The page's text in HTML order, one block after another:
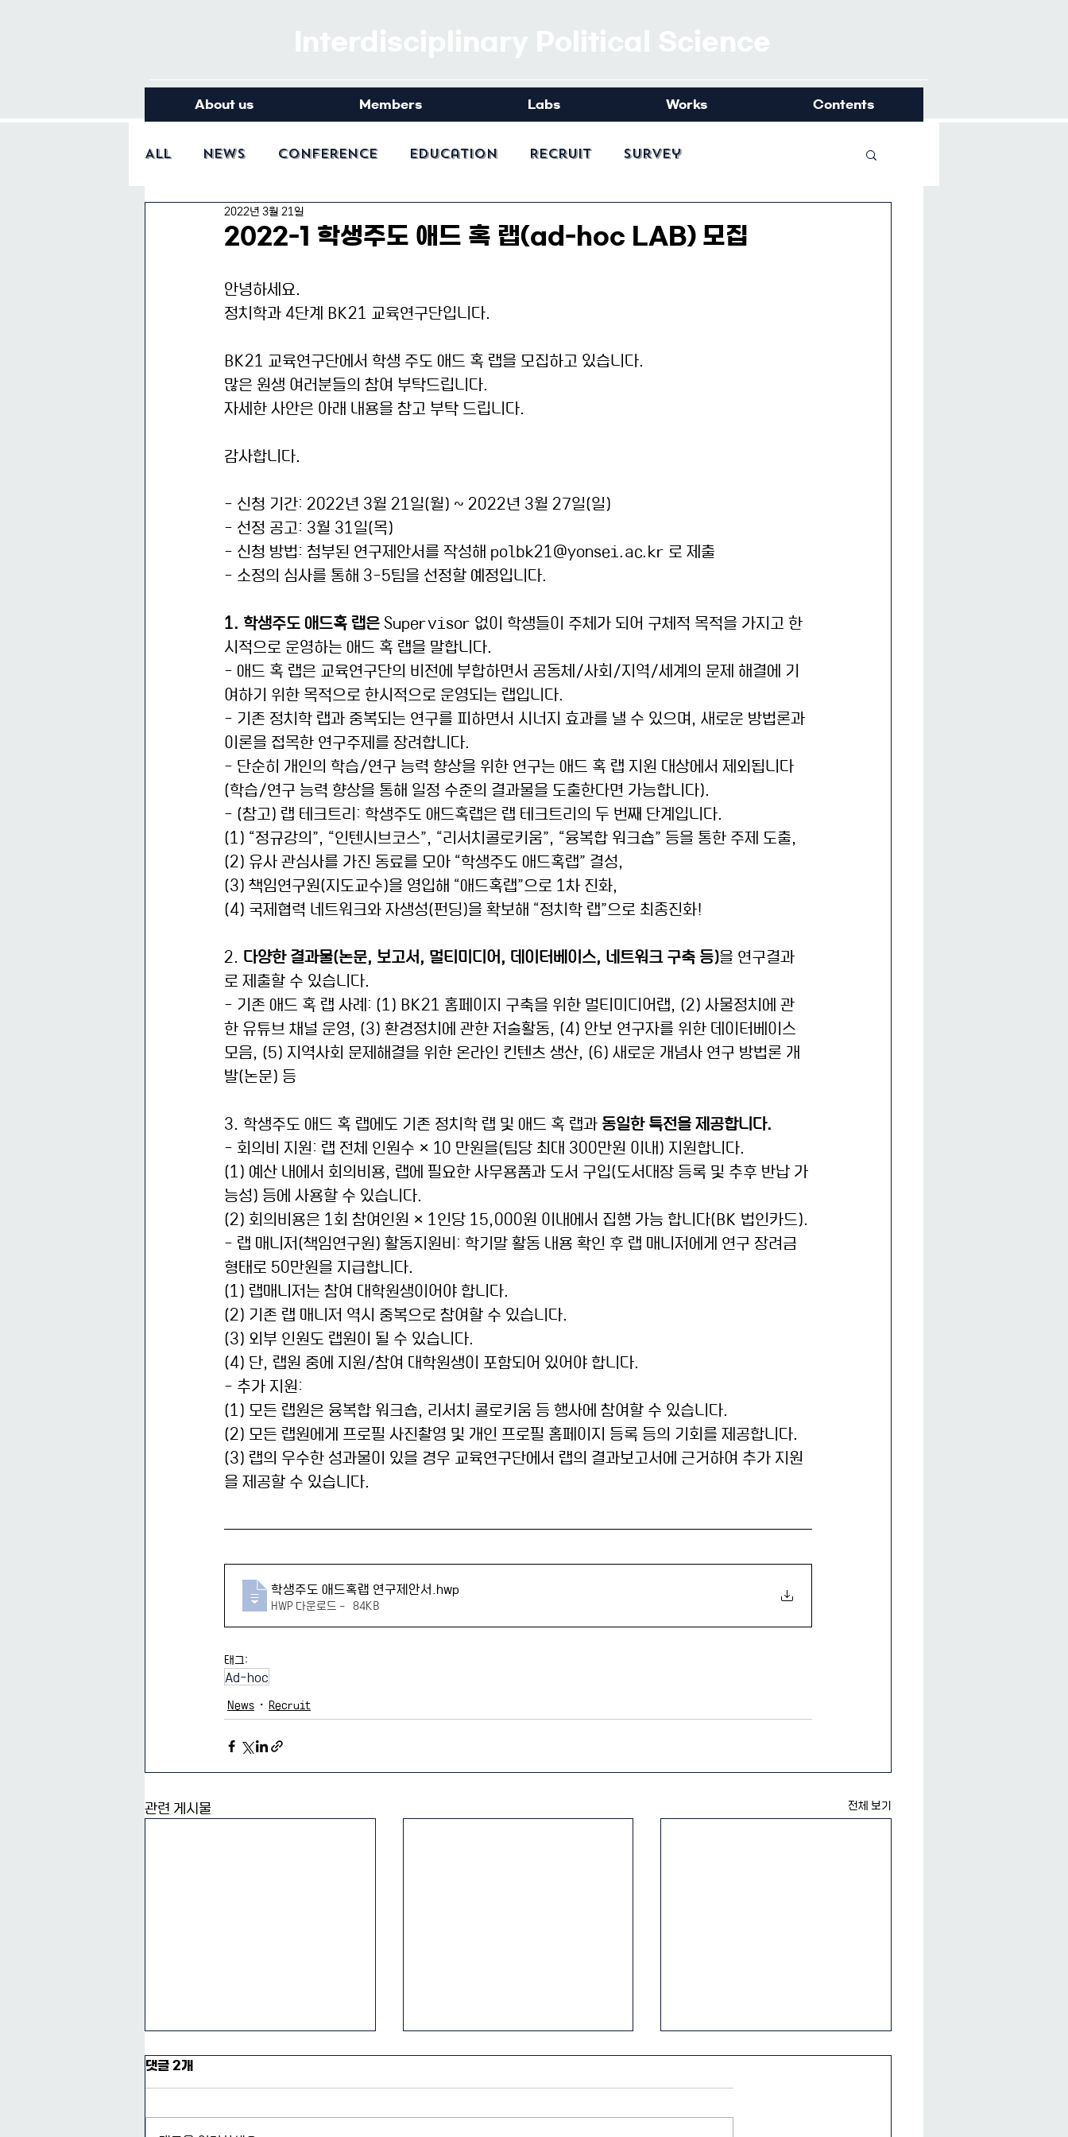
About us Members Labs Works Contents
All News Conference Education Recruit Survey
2022-1 학생주도 애드 혹 랩(ad-hoc LAB) 모집
2022년 3월 21일
안녕하세요.
정치학과 4단계 BK21 교육연구단입니다.
BK21 교육연구단에서 학생 주도 애드 혹 랩을 모집하고 있습니다.
많은 원생 여러분들의 참여 부탁드립니다.
자세한 사안은 아래 내용을 참고 부탁 드립니다.
감사합니다.
- 신청 기간: 2022년 3월 21일(월) ~ 2022년 3월 27일(일)
- 선정 공고: 3월 31일(목)
- 신청 방법: 첨부된 연구제안서를 작성해 polbk21@yonsei.ac.kr 로 제출
- 소정의 심사를 통해 3-5팀을 선정할 예정입니다.
1. 학생주도 애드혹 랩은 Supervisor 없이 학생들이 주체가 되어 구체적 목적을 가지고 한
시적으로 운영하는 애드 혹 랩을 말합니다.
- 애드 혹 랩은 교육연구단의 비전에 부합하면서 공동체/사회/지역/세계의 문제 해결에 기
여하기 위한 목적으로 한시적으로 운영되는 랩입니다.
- 기존 정치학 랩과 중복되는 연구를 피하면서 시너지 효과를 낼 수 있으며, 새로운 방법론과
이론을 접목한 연구주제를 장려합니다.
- 단순히 개인의 학습/연구 능력 향상을 위한 연구는 애드 혹 랩 지원 대상에서 제외됩니다
(학습/연구 능력 향상을 통해 일정 수준의 결과물을 도출한다면 가능합니다).
- (참고) 랩 테크트리: 학생주도 애드혹랩은 랩 테크트리의 두 번째 단계입니다.
(1) “정규강의”, “인텐시브코스”, “리서치콜로키움”, “융복합 워크숍” 등을 통한 주제 도출,
(2) 유사 관심사를 가진 동료를 모아 “학생주도 애드혹랩” 결성,
(3) 책임연구원(지도교수)을 영입해 “애드혹랩”으로 1차 진화,
(4) 국제협력 네트워크와 자생성(펀딩)을 확보해 “정치학 랩”으로 최종진화!
2. 다양한 결과물(논문, 보고서, 멀티미디어, 데이터베이스, 네트워크 구축 등)을 연구결과
로 제출할 수 있습니다.
- 기존 애드 혹 랩 사례: (1) BK21 홈페이지 구축을 위한 멀티미디어랩, (2) 사물정치에 관
한 유튜브 채널 운영, (3) 환경정치에 관한 저술활동, (4) 안보 연구자를 위한 데이터베이스
모음, (5) 지역사회 문제해결을 위한 온라인 컨텐츠 생산, (6) 새로운 개념사 연구 방법론 개
발(논문) 등
3. 학생주도 애드 혹 랩에도 기존 정치학 랩 및 애드 혹 랩과 동일한 특전을 제공합니다.
- 회의비 지원: 랩 전체 인원수 × 10 만원을(팀당 최대 300만원 이내) 지원합니다.
(1) 예산 내에서 회의비용, 랩에 필요한 사무용품과 도서 구입(도서대장 등록 및 추후 반납 가
능성) 등에 사용할 수 있습니다.
(2) 회의비용은 1회 참여인원 × 1인당 15,000원 이내에서 집행 가능 합니다(BK 법인카드).
- 랩 매니저(책임연구원) 활동지원비: 학기말 활동 내용 확인 후 랩 매니저에게 연구 장려금
형태로 50만원을 지급합니다.
(1) 랩매니저는 참여 대학원생이어야 합니다.
(2) 기존 랩 매니저 역시 중복으로 참여할 수 있습니다.
(3) 외부 인원도 랩원이 될 수 있습니다.
(4) 단, 랩원 중에 지원/참여 대학원생이 포함되어 있어야 합니다.
- 추가 지원:
(1) 모든 랩원은 융복합 워크숍, 리서치 콜로키움 등 행사에 참여할 수 있습니다.
(2) 모든 랩원에게 프로필 사진촬영 및 개인 프로필 홈페이지 등록 등의 기회를 제공합니다.
(3) 랩의 우수한 성과물이 있을 경우 교육연구단에서 랩의 결과보고서에 근거하여 추가 지원
을 제공할 수 있습니다.
학생주도 애드혹랩 연구제안서.hwp
HWP 다운로드 • 84KB
태그:
Ad-hoc
News Recruit
관련 게시물 전체 보기
댓글 2개